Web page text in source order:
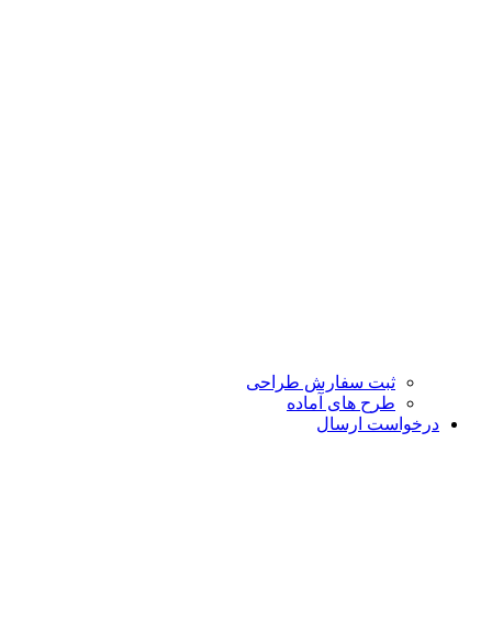
ثبت سفارش طراحی
طرح های آماده
درخواست ارسال